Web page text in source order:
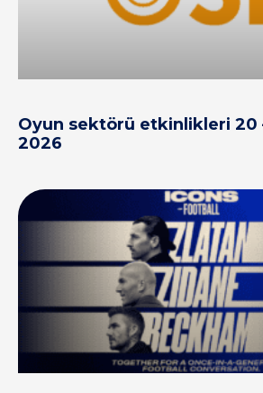
Oyun sektörü etkinlikleri 20
2026